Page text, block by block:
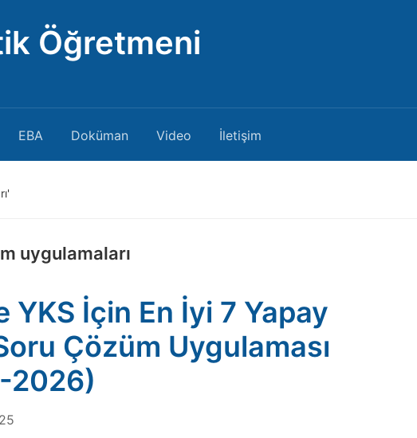
Öğretmeni
EBA Doküman Video İletişim
uygulamaları
YKS İçin En İyi 7 Yapay
Çözüm Uygulaması
2026)